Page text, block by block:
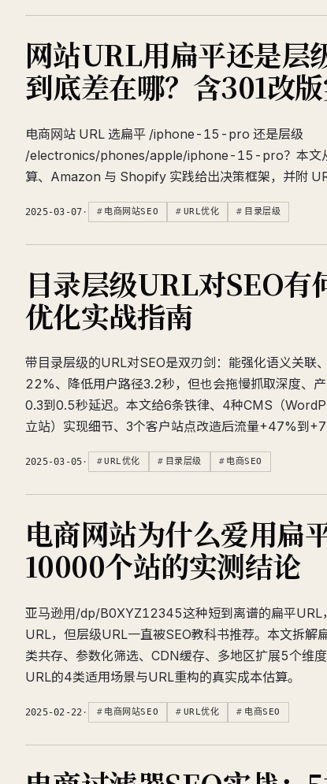
网站URL用扁平还是层
到底差在哪？含301改
电商网站 URL 选扁平 /iphone-15-pro 还是层级
/electronics/phones/apple/iphone-15-pro？本文
算、Amazon 与 Shopify 实践给出决策框架，并附
2025-03-07 · 电商网站SEO URL优化 目录层级
目录层级URL对SEO有
优化实战指南
带目录层级的URL对SEO是双刃剑：能强化语义关联
22%、降低用户路径3.2秒，但也会拖慢抓取深度、
0.3到0.5秒延迟。本文给6条铁律、4种CMS（
立站）实现细节、3个客户站点改造后流量+47%到
2025-03-05 · URL优化 目录层级 电商SEO
电商网站为什么爱用扁
10000个站的实测结论
亚马逊用/dp/B0XYZ12345这种短到离谱的扁平URL
URL，但层级URL一直被SEO教科书推荐。本文拆解
类共存、参数化筛选、CDN缓存、多地区扩展5个维
URL的4类适用场景与URL重构的真实成本估算。
2025-02-22 · 电商网站SEO URL优化 电商SEO